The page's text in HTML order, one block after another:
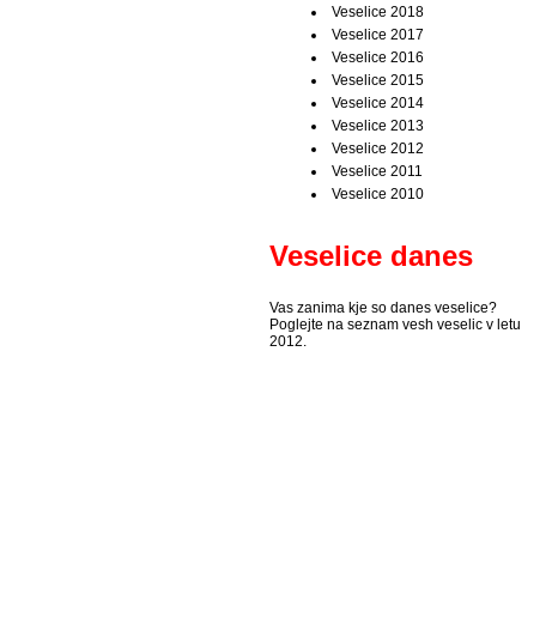
Veselice 2018
Veselice 2017
Veselice 2016
Veselice 2015
Veselice 2014
Veselice 2013
Veselice 2012
Veselice 2011
Veselice 2010
Veselice danes
Vas zanima kje so danes veselice?
Poglejte na seznam vesh veselic v letu
2012.